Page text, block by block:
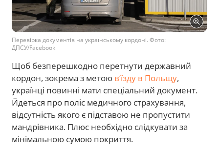
Перевірка документів на українському кордоні. Фото:
ДПСУ/Facebook
Щоб безперешкодно перетнути державний
кордон, зокрема з метою в’їзду в Польщу,
українці повинні мати спеціальний документ.
Йдеться про поліс медичного страхування,
відсутність якого є підставою не пропустити
мандрівника. Плюс необхідно слідкувати за
мінімальною сумою покриття.